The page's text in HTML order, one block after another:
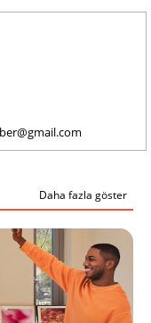
Daha fazla göster